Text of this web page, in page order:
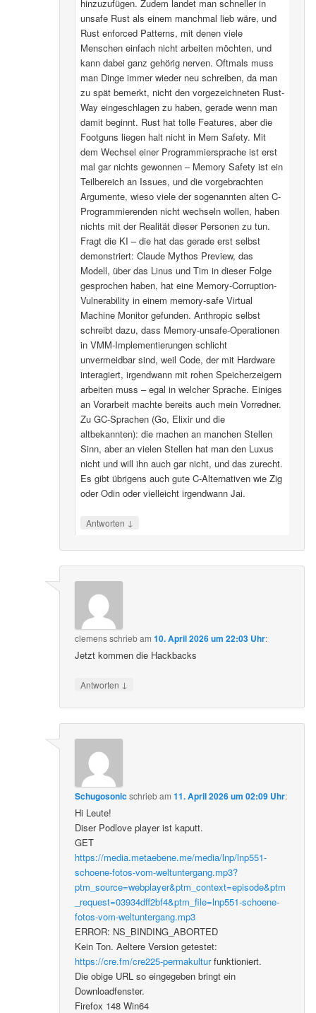
hinzuzufügen. Zudem landet man schneller in
unsafe Rust als einem manchmal lieb wäre, und
Rust enforced Patterns, mit denen viele
Menschen einfach nicht arbeiten möchten, und
kann dabei ganz gehörig nerven. Oftmals muss
man Dinge immer wieder neu schreiben, da man
zu spät bemerkt, nicht den vorgezeichneten Rust-
Way eingeschlagen zu haben, gerade wenn man
damit beginnt. Rust hat tolle Features, aber die
Footguns liegen halt nicht in Mem Safety. Mit
dem Wechsel einer Programmiersprache ist erst
mal gar nichts gewonnen – Memory Safety ist ein
Teilbereich an Issues, und die vorgebrachten
Argumente, wieso viele der sogenannten alten C-
Programmierenden nicht wechseln wollen, haben
nichts mit der Realität dieser Personen zu tun.
Fragt die KI – die hat das gerade erst selbst
demonstriert: Claude Mythos Preview, das
Modell, über das Linus und Tim in dieser Folge
gesprochen haben, hat eine Memory-Corruption-
Vulnerability in einem memory-safe Virtual
Machine Monitor gefunden. Anthropic selbst
schreibt dazu, dass Memory-unsafe-Operationen
in VMM-Implementierungen schlicht
unvermeidbar sind, weil Code, der mit Hardware
interagiert, irgendwann mit rohen Speicherzeigern
arbeiten muss – egal in welcher Sprache. Einiges
an Vorarbeit machte bereits auch mein Vorredner.
Zu GC-Sprachen (Go, Elixir und die
altbekannten): die machen an manchen Stellen
Sinn, aber an vielen Stellen hat man den Luxus
nicht und will ihn auch gar nicht, und das zurecht.
Es gibt übrigens auch gute C-Alternativen wie Zig
oder Odin oder vielleicht irgendwann Jai.
Antworten ↓
clemensschriebam10. April 2026 um 22:03 Uhr:
Jetzt kommen die Hackbacks
Antworten ↓
Schugosonicschriebam11. April 2026 um 02:09 Uhr:
Hi Leute!
Diser Podlove player ist kaputt.
GET
https://media.metaebene.me/media/lnp/lnp551-
schoene-fotos-vom-weltuntergang.mp3?
ptm_source=webplayer&ptm_context=episode&ptm
_request=03934dff2bf4&ptm_file=lnp551-schoene-
fotos-vom-weltuntergang.mp3
ERROR: NS_BINDING_ABORTED
Kein Ton. Aeltere Version getestet:
https://cre.fm/cre225-permakulturfunktioniert.
Die obige URL so eingegeben bringt ein
Downloadfenster.
Firefox 148 Win64